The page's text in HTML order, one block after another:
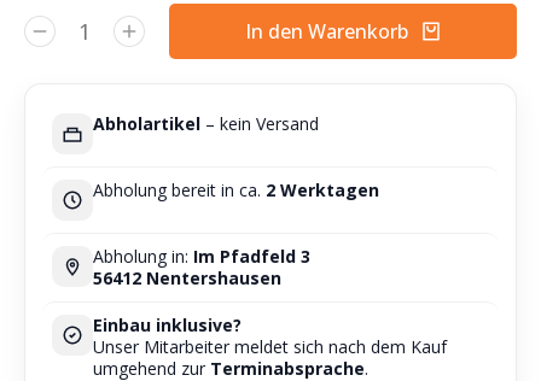
In den Warenkorb
Alternative:
Abholartikel – kein Versand
Abholung bereit in ca. 2 Werktagen
Abholung in: Im Pfadfeld 3
56412 Nentershausen
Einbau inklusive?
Unser Mitarbeiter meldet sich nach dem Kauf
umgehend zur Terminabsprache.